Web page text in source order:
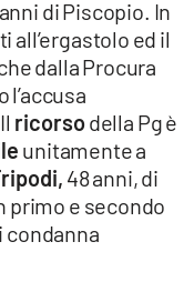
di Piscopio. In
all’ergastolo ed il
dalla Procura
l’accusa
ricorsodella Pg è
unitamente a
48 anni, di
primo e secondo
condanna